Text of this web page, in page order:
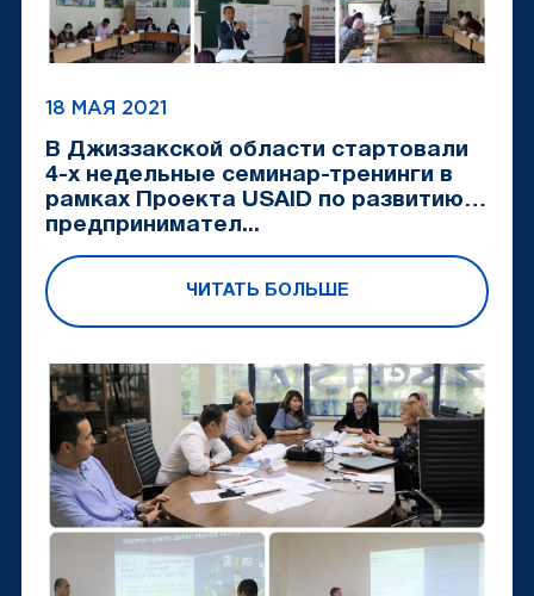
18 МАЯ 2021
В Джиззакской области стартовали
4-х недельные семинар-тренинги в
рамках Проекта USAID по развитию
предпринимател...
ЧИТАТЬ БОЛЬШЕ